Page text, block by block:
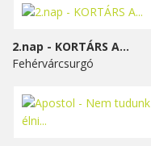
2.nap - KORTÁRS A...
Fehérvárcsurgó